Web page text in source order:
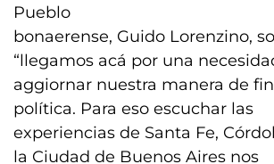
Pueblo
bonaerense, Guido Lorenzino,
“llegamos acá por una
aggiornar nuestra manera de
política. Para eso escuchar las
experiencias de Santa Fe,
la Ciudad de Buenos Aires nos